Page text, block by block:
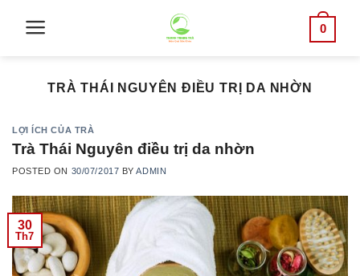
0
TRÀ THÁI NGUYÊN ĐIỀU TRỊ DA NHỜN
LỢI ÍCH CỦA TRÀ
Trà Thái Nguyên điều trị da nhờn
POSTED ON 30/07/2017 BYADMIN
30
Th7